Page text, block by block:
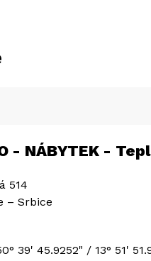
- NÁBYTEK -
514
– Srbice
39' 45.9252" / 13° 51'